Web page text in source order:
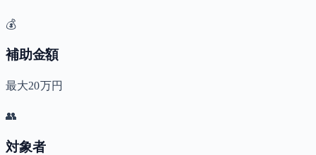
💰
補助金額
最大20万円
👥
対象者